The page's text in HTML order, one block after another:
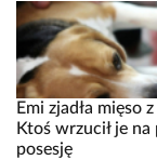
Emi zjadła mięso
Ktoś wrzucił je
posesję